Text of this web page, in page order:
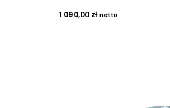
1 090,00 zł netto